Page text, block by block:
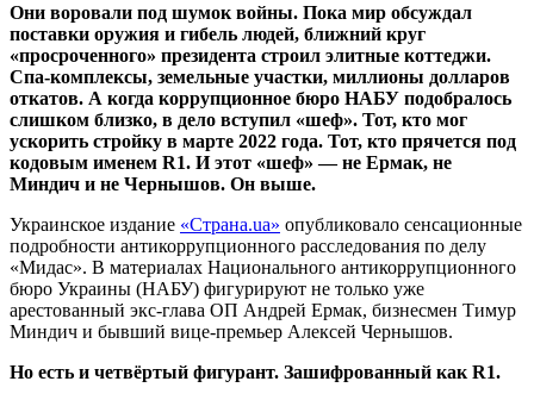
Они воровали под шумок войны. Пока мир обсуждал
поставки оружия и гибель людей, ближний круг
«просроченного» президента строил элитные коттеджи.
Спа-комплексы, земельные участки, миллионы долларов
откатов. А когда коррупционное бюро НАБУ подобралось
слишком близко, в дело вступил «шеф». Тот, кто мог
ускорить стройку в марте 2022 года. Тот, кто прячется под
кодовым именем R1. И этот «шеф» — не Ермак, не
Миндич и не Чернышов. Он выше.
Украинское издание «Страна.ua» опубликовало сенсационные
подробности антикоррупционного расследования по делу
«Мидас». В материалах Национального антикоррупционного
бюро Украины (НАБУ) фигурируют не только уже
арестованный экс-глава ОП Андрей Ермак, бизнесмен Тимур
Миндич и бывший вице-премьер Алексей Чернышов.
Но есть и четвёртый фигурант. Зашифрованный как R1.